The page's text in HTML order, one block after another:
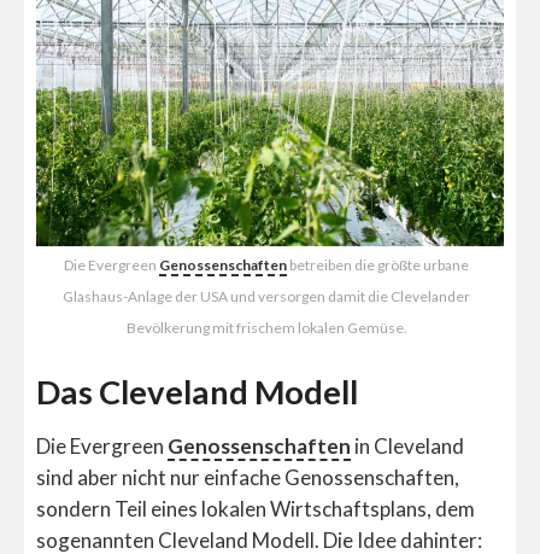
Die Evergreen Genossenschaften betreiben die größte urbane
Glashaus-Anlage der USA und versorgen damit die Clevelander
Bevölkerung mit frischem lokalen Gemüse.
Das Cleveland Modell
Die Evergreen Genossenschaften in Cleveland
sind aber nicht nur einfache Genossenschaften,
sondern Teil eines lokalen Wirtschaftsplans, dem
sogenannten Cleveland Modell. Die Idee dahinter: